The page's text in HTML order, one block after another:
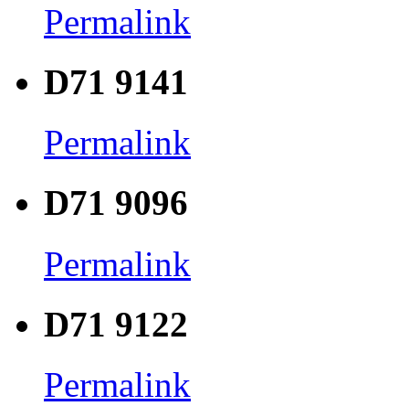
Permalink
D71 9141
Permalink
D71 9096
Permalink
D71 9122
Permalink